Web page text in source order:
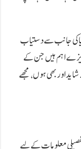
کی جانب سے دستیاب
ویزے اہم ہیں جن کے
اور بھی ہوں، مجھے
500 کہلاتی ہے۔ تفصیلی معلومات کے لیے